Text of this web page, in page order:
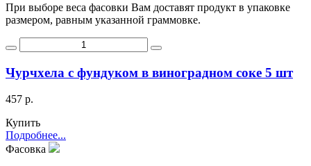
При выборе веса фасовки Вам доставят продукт в упаковке
размером, равным указанной граммовке.
Чурчхела с фундуком в виноградном соке 5 шт
457 р.
Купить
Подробнее...
Фасовка